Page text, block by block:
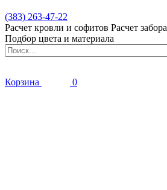
(383) 263-47-22
Расчет кровли и софитов Расчет забора
Подбор цвета и материала
Корзина 0